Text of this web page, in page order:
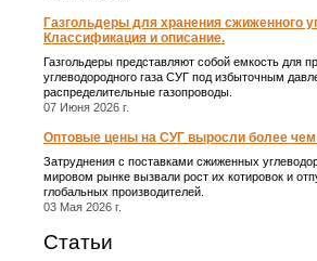
Газгольдеры для хранения сжиженного
Классификация и описание.
Газгольдеры представляют собой емкость для
углеводородного газа СУГ под избыточным
распределительные газопроводы.
07 Июня 2026 г.
Оптовые цены на СУГ выросли более
Затруднения с поставками сжиженных
мировом рынке вызвали рост их котировок и
глобальных производителей.
03 Мая 2026 г.
Статьи